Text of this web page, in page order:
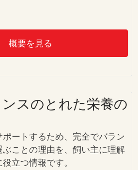
概要を見る
スのとれた栄養の
ートするため、完全でバラン
ぶことの理由を、飼い主に理解
立つ情報です。